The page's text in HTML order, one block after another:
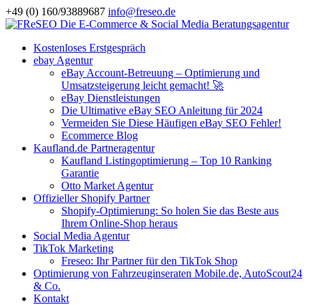
+49 (0) 160/93889687 info@freseo.de
Kostenloses Erstgespräch
ebay Agentur
eBay Account-Betreuung – Optimierung und
Umsatzsteigerung leicht gemacht! 🚀
eBay Dienstleistungen
Die Ultimative eBay SEO Anleitung für 2024
Vermeiden Sie Diese Häufigen eBay SEO Fehler!
Ecommerce Blog
Kaufland.de Partneragentur
Kaufland Listingoptimierung – Top 10 Ranking
Garantie
Otto Market Agentur
Offizieller Shopify Partner
Shopify-Optimierung: So holen Sie das Beste aus
Ihrem Online-Shop heraus
Social Media Agentur
TikTok Marketing
Freseo: Ihr Partner für den TikTok Shop
Optimierung von Fahrzeuginseraten Mobile.de, AutoScout24
& Co.
Kontakt